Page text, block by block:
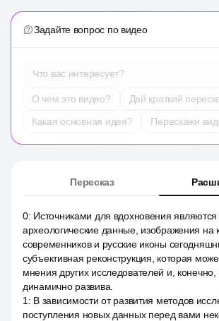
Задайте вопрос по видео
Что вас интересует?
О чем это видео?
Дай краткий
Какая основная идея?
Перескажи
Пересказ
0: Источниками для вдохновения являются
археологические данные, изображения на
современников и русские иконы
субъективная реконструкция, которая
мнения других исследователей и, конечно,
динамично развива.
1 : В зависимости от развития методов
поступления новых данных перед вами